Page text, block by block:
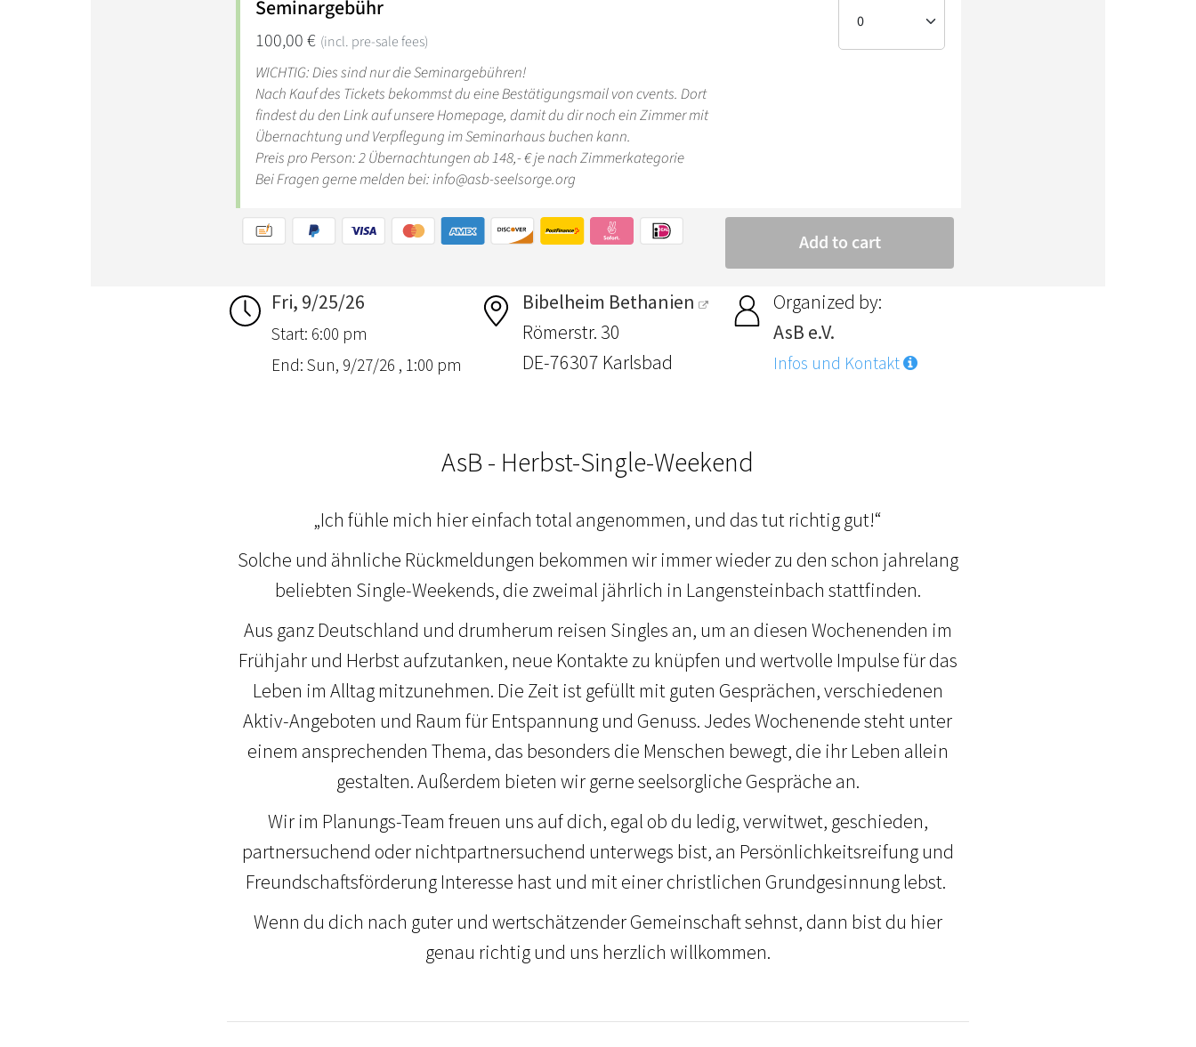
Fri, 9/25/26
Start: 6:00 pm
End: Sun, 9/27/26 , 1:00 pm
Bibelheim Bethanien
Römerstr. 30
DE-76307 Karlsbad
Organized by:
AsB e.V.
Infos und Kontakt
AsB - Herbst-Single-Weekend
„Ich fühle mich hier einfach total angenommen, und das tut richtig gut!“
Solche und ähnliche Rückmeldungen bekommen wir immer wieder zu den schon jahrelang
beliebten Single-Weekends, die zweimal jährlich in Langensteinbach stattfinden.
Aus ganz Deutschland und drumherum reisen Singles an, um an diesen Wochenenden im
Frühjahr und Herbst aufzutanken, neue Kontakte zu knüpfen und wertvolle Impulse für das
Leben im Alltag mitzunehmen. Die Zeit ist gefüllt mit guten Gesprächen, verschiedenen
Aktiv-Angeboten und Raum für Entspannung und Genuss. Jedes Wochenende steht unter
einem ansprechenden Thema, das besonders die Menschen bewegt, die ihr Leben allein
gestalten. Außerdem bieten wir gerne seelsorgliche Gespräche an.
Wir im Planungs-Team freuen uns auf dich, egal ob du ledig, verwitwet, geschieden,
partnersuchend oder nichtpartnersuchend unterwegs bist, an Persönlichkeitsreifung und
Freundschaftsförderung Interesse hast und mit einer christlichen Grundgesinnung lebst.
Wenn du dich nach guter und wertschätzender Gemeinschaft sehnst, dann bist du hier
genau richtig und uns herzlich willkommen.